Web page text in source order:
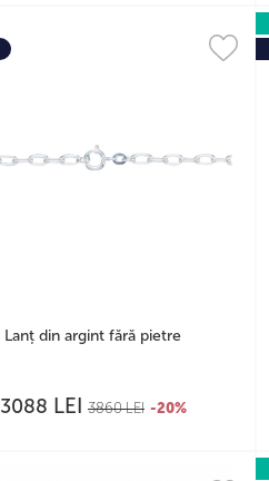
Lanț din argint fără pietre
3088 LEI 3860LEI -20%